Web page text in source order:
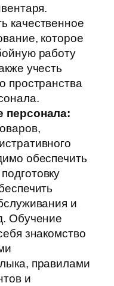
качественное
которое
работу
учесть
пространства
персонала:
обеспечить
и
Обучение
знакомство
правилами
и